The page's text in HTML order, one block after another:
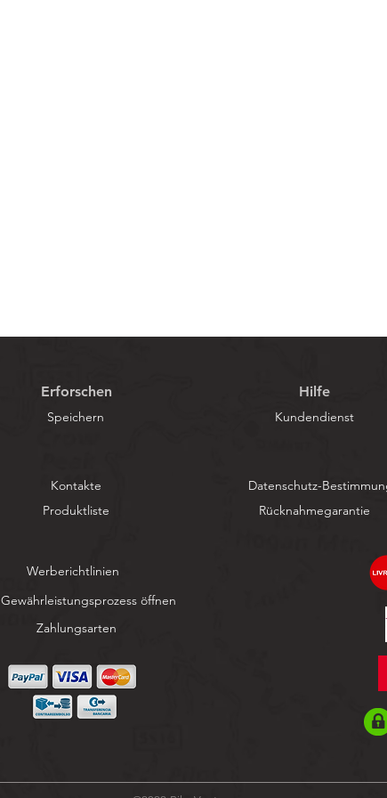
Erforschen
Speichern
Kontakte
Produktliste
Werberichtlinien
Gewährleistungsprozess öffnen
Zahlungsarten
Hilfe
Kundendienst
Datenschutz-
Rücknahmegarantie